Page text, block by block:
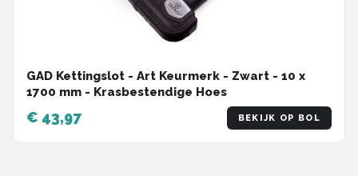
GAD Kettingslot - Art Keurmerk - Zwart - 10 x
1700 mm - Krasbestendige Hoes
€ 43,97 BEKIJK OP BOL